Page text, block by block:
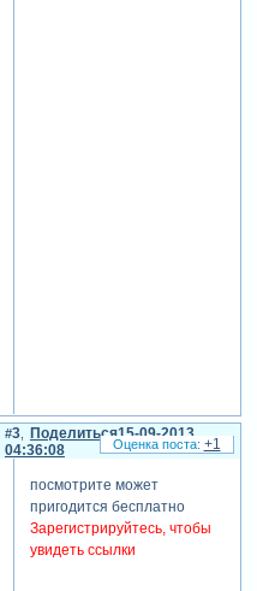
Поделиться
3
15-09-2013
04:36:08
посмотрите может
пригодится бесплатно
Зарегистрируйтесь, чтобы
увидеть ссылки
+1